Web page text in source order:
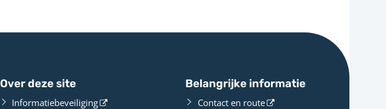
Over deze site
Informatiebeveiliging
Belangrijke informatie
Contact en route